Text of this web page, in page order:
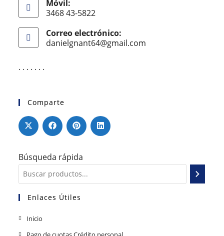
Móvil:
3468 43-5822
Correo electrónico:
danielgnant64@gmail.com
. . . . . . .
Comparte
Búsqueda rápida
Enlaces Útiles
Inicio